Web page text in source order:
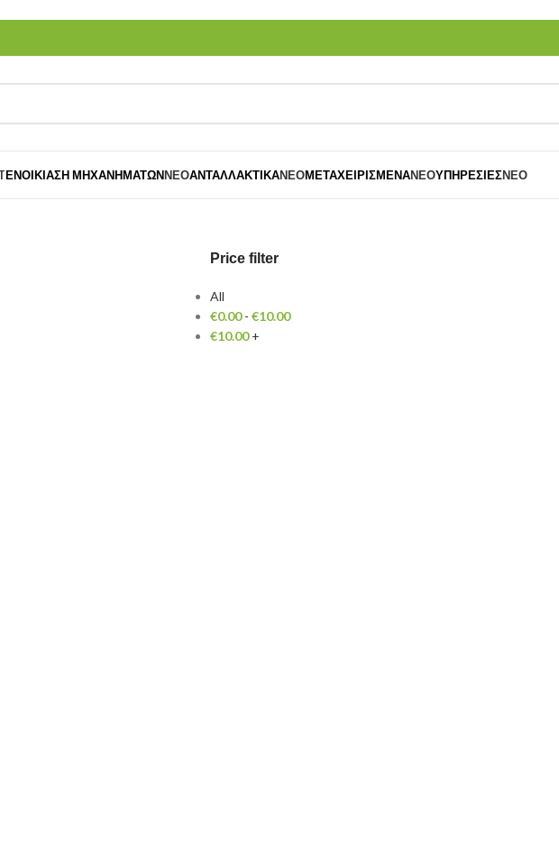
ΕΝΟΙΚΊΑΣΗ ΜΗΧΑΝΗΜΆΤΩΝΝΈΟΑΝΤΑΛΛΑΚΤΙΚΆΝΈΟΜΕΤΑΧΕΙΡΙΣΜΈΝΑΝΈΟΥΠΗΡΕΣΊΕΣΝΈΟ
Price filter
All
€0.00- €10.00
€10.00+